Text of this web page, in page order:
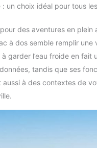
: un choix idéal pour tous
des aventures en plein
à dos semble remplir une
garder l’eau froide en fait
tandis que ses
aussi à des contextes de